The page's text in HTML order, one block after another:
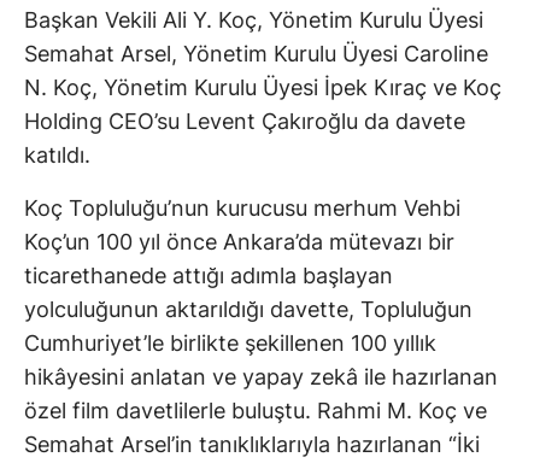
Başkan Vekili Ali Y. Koç, Yönetim Kurulu Üyesi
Semahat Arsel, Yönetim Kurulu Üyesi Caroline
N. Koç, Yönetim Kurulu Üyesi İpek Kıraç ve Koç
Holding CEO’su Levent Çakıroğlu da davete
katıldı.
Koç Topluluğu’nun kurucusu merhum Vehbi
Koç’un 100 yıl önce Ankara’da mütevazı bir
ticarethanede attığı adımla başlayan
yolculuğunun aktarıldığı davette, Topluluğun
Cumhuriyet’le birlikte şekillenen 100 yıllık
hikâyesini anlatan ve yapay zekâ ile hazırlanan
özel film davetlilerle buluştu. Rahmi M. Koç ve
Semahat Arsel’in tanıklıklarıyla hazırlanan “İki